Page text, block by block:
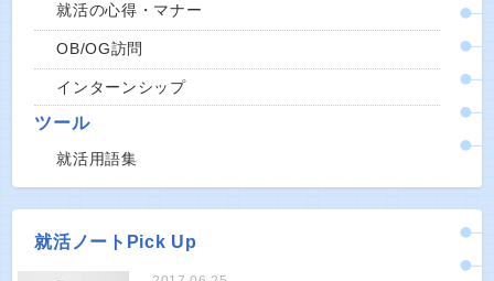
就活の心得・マナー
OB/OG訪問
インターンシップ
ツール
就活用語集
就活ノートPick Up